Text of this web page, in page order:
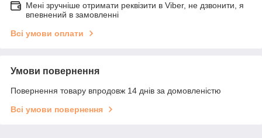
Мені зручніше отримати реквізити в Viber, не дзвонити, я
впевнений в замовленні
Всі умови оплати
Умови повернення
Повернення товару впродовж 14 днів за домовленістю
Всі умови повернення